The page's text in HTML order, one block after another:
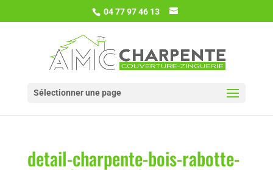
04 77 97 46 13
Sélectionner une page
detail-charpente-bois-rabotte-